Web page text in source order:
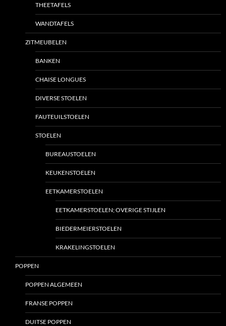
THEETAFELS
WANDTAFELS
ZITMEUBELEN
BANKEN
CHAISE LONGUES
DIVERSE STOELEN
FAUTEUILSTOELEN
STOELEN
BUREAUSTOELEN
KEUKENSTOELEN
EETKAMERSTOELEN
EETKAMERSTOELEN; OVERIGE STIJLEN
BIEDERMEIERSTOELEN
KRAKELINGSTOELEN
POPPEN
POPPEN ALGEMEEN
FRANSE POPPEN
DUITSE POPPEN